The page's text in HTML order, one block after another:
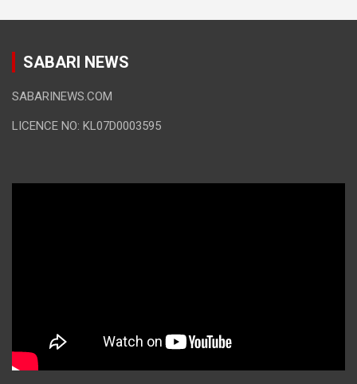
SABARI NEWS
SABARINEWS.COM
LICENCE NO: KL07D0003595